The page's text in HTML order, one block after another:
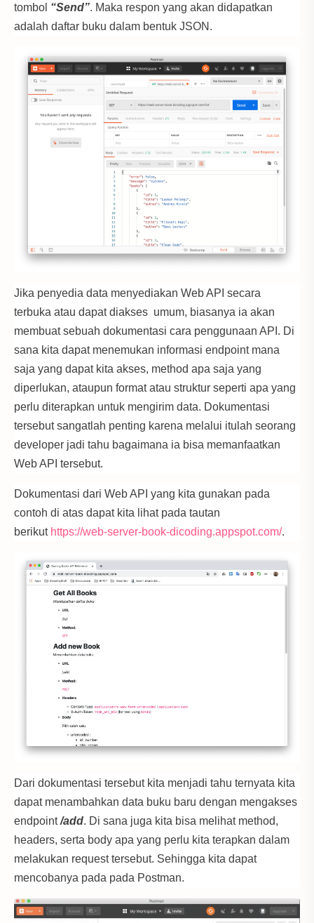
tombol “Send”. Maka respon yang akan didapatkan
adalah daftar buku dalam bentuk JSON.
Jika penyedia data menyediakan Web API secara
terbuka atau dapat diakses umum, biasanya ia akan
membuat sebuah dokumentasi cara penggunaan API. Di
sana kita dapat menemukan informasi endpoint mana
saja yang dapat kita akses, method apa saja yang
diperlukan, ataupun format atau struktur seperti apa yang
perlu diterapkan untuk mengirim data. Dokumentasi
tersebut sangatlah penting karena melalui itulah seorang
developer jadi tahu bagaimana ia bisa memanfaatkan
Web API tersebut.
Dokumentasi dari Web API yang kita gunakan pada
contoh di atas dapat kita lihat pada tautan
berikut https://web-server-book-dicoding.appspot.com/.
Dari dokumentasi tersebut kita menjadi tahu ternyata kita
dapat menambahkan data buku baru dengan mengakses
endpoint/add. Di sana juga kita bisa melihat method,
headers, serta body apa yang perlu kita terapkan dalam
melakukan request tersebut. Sehingga kita dapat
mencobanya pada pada Postman.